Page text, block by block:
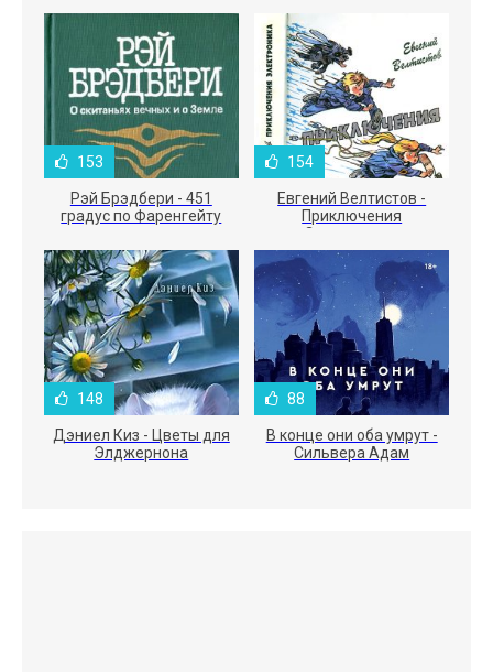
153
Рэй Брэдбери - 451
градус по Фаренгейту
154
Евгений Велтистов -
Приключения
Электроника
148
Дэниел Киз - Цветы для
Элджернона
88
В конце они оба умрут -
Сильвера Адам